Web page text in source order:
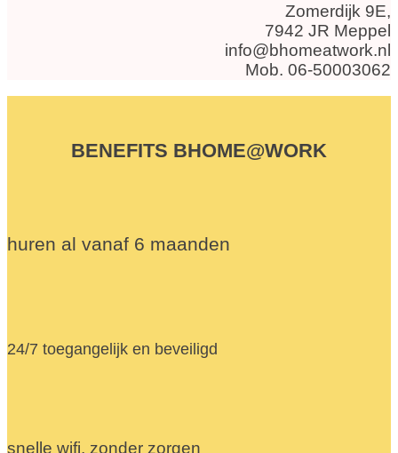
Zomerdijk 9E,
7942 JR Meppel
info@bhomeatwork.nl
Mob. 06-50003062
BENEFITS BHOME@WORK
huren al vanaf 6 maanden
24/7 toegangelijk en beveiligd
snelle wifi, zonder zorgen